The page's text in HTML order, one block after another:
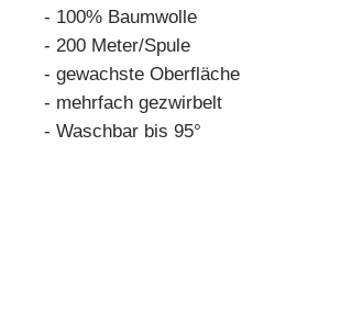
- 100% Baumwolle
- 200 Meter/Spule
- gewachste Oberfläche
- mehrfach gezwirbelt
- Waschbar bis 95°